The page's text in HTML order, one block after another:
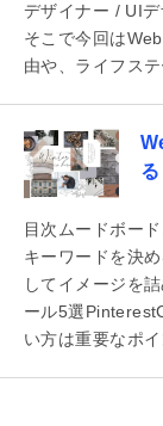
デザイナー / UIデ
そこで今回は
由や、ライフス
目次ムードボー
キーワードを決
してイメージを
ール5選
い方は重要なポ